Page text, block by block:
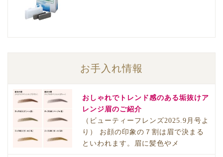
お手入れ情報
おしゃれでトレンド感のある垢抜けア
レンジ眉のご紹介
（ビューティーフレンズ2025.9月号よ
り） お顔の印象の７割は眉で決まる
といわれます。眉に髪色やメ